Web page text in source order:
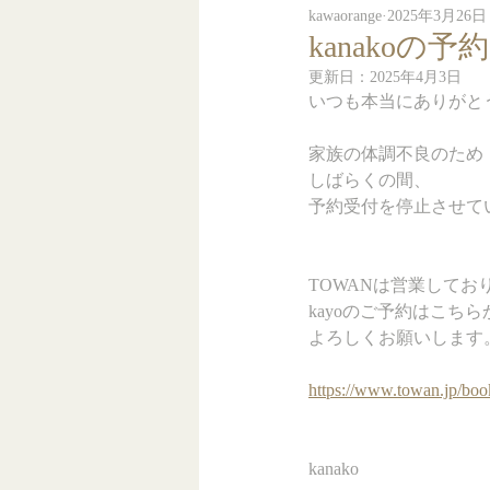
kanakoの予
kawaorange 2025年3月26日
更新日： 2025年4月3日
いつも本当にありがと
家族の体調不良のため
しばらくの間、
予約受付を停止させ
TOWANは営業してお
kayoのご予約はこちら
よろしくお願いします
https://www.towan.jp/
kanako